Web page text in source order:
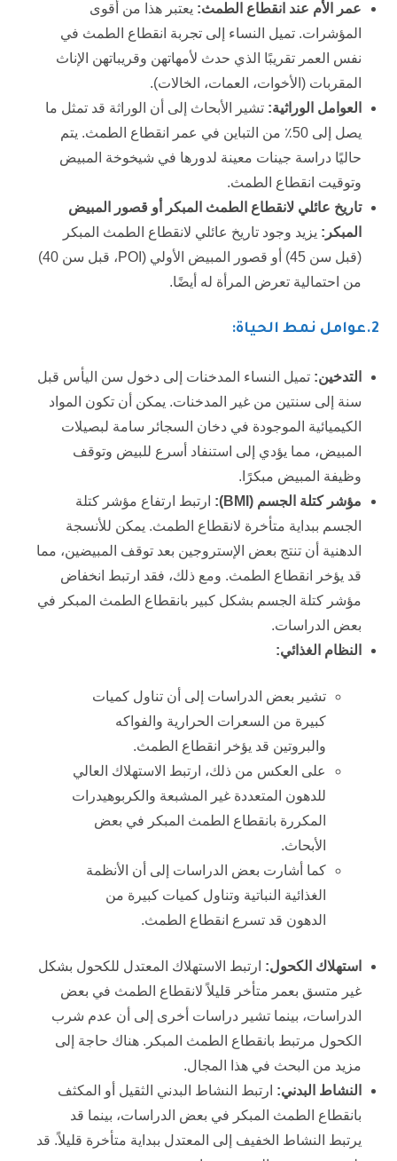
عمر الأم عند انقطاع الطمث: يعتبر هذا من أقوى
المؤشرات. تميل النساء إلى تجربة انقطاع الطمث في
نفس العمر تقريبًا الذي حدث لأمهاتهن وقريباتهن الإناث
المقربات (الأخوات، العمات، الخالات).
العوامل الوراثية: تشير الأبحاث إلى أن الوراثة قد تمثل ما
يصل إلى 50٪ من التباين في عمر انقطاع الطمث. يتم
حاليًا دراسة جينات معينة لدورها في شيخوخة المبيض
وتوقيت انقطاع الطمث.
تاريخ عائلي لانقطاع الطمث المبكر أو قصور المبيض
المبكر : يزيد وجود تاريخ عائلي لانقطاع الطمث المبكر
(قبل سن 45) أو قصور المبيض الأولي (POI، قبل سن 40)
من احتمالية تعرض المرأة له أيضًا.
2.عوامل نمط الحياة:
التدخين: تميل النساء المدخنات إلى دخول سن اليأس قبل
سنة إلى سنتين من غير المدخنات. يمكن أن تكون المواد
الكيميائية الموجودة في دخان السجائر سامة لبصيلات
المبيض، مما يؤدي إلى استنفاد أسرع للبيض وتوقف
وظيفة المبيض مبكرًا.
مؤشر كتلة الجسم (BMI):
ارتبط ارتفاع مؤشر كتلة
الجسم ببداية متأخرة لانقطاع الطمث. يمكن للأنسجة
الدهنية أن تنتج بعض الإستروجين بعد توقف المبيضين، مما
قد يؤخر انقطاع الطمث. ومع ذلك، فقد ارتبط انخفاض
مؤشر كتلة الجسم بشكل كبير بانقطاع الطمث المبكر في
بعض الدراسات.
النظام الغذائي:
تشير بعض الدراسات إلى أن تناول كميات
كبيرة من السعرات الحرارية والفواكه
والبروتين قد يؤخر انقطاع الطمث.
على العكس من ذلك، ارتبط الاستهلاك العالي
للدهون المتعددة غير المشبعة والكربوهيدرات
المكررة بانقطاع الطمث المبكر في بعض
الأبحاث.
كما أشارت بعض الدراسات إلى أن الأنظمة
الغذائية النباتية وتناول كميات كبيرة من
الدهون قد تسرع انقطاع الطمث.
استهلاك الكحول: ارتبط الاستهلاك المعتدل للكحول بشكل
غير متسق بعمر متأخر قليلاً لانقطاع الطمث في بعض
الدراسات، بينما تشير دراسات أخرى إلى أن عدم شرب
الكحول مرتبط بانقطاع الطمث المبكر. هناك حاجة إلى
مزيد من البحث في هذا المجال.
النشاط البدني: ارتبط النشاط البدني الثقيل أو المكثف
بانقطاع الطمث المبكر في بعض الدراسات، بينما قد
يرتبط النشاط الخفيف إلى المعتدل ببداية متأخرة قليلاً. قد